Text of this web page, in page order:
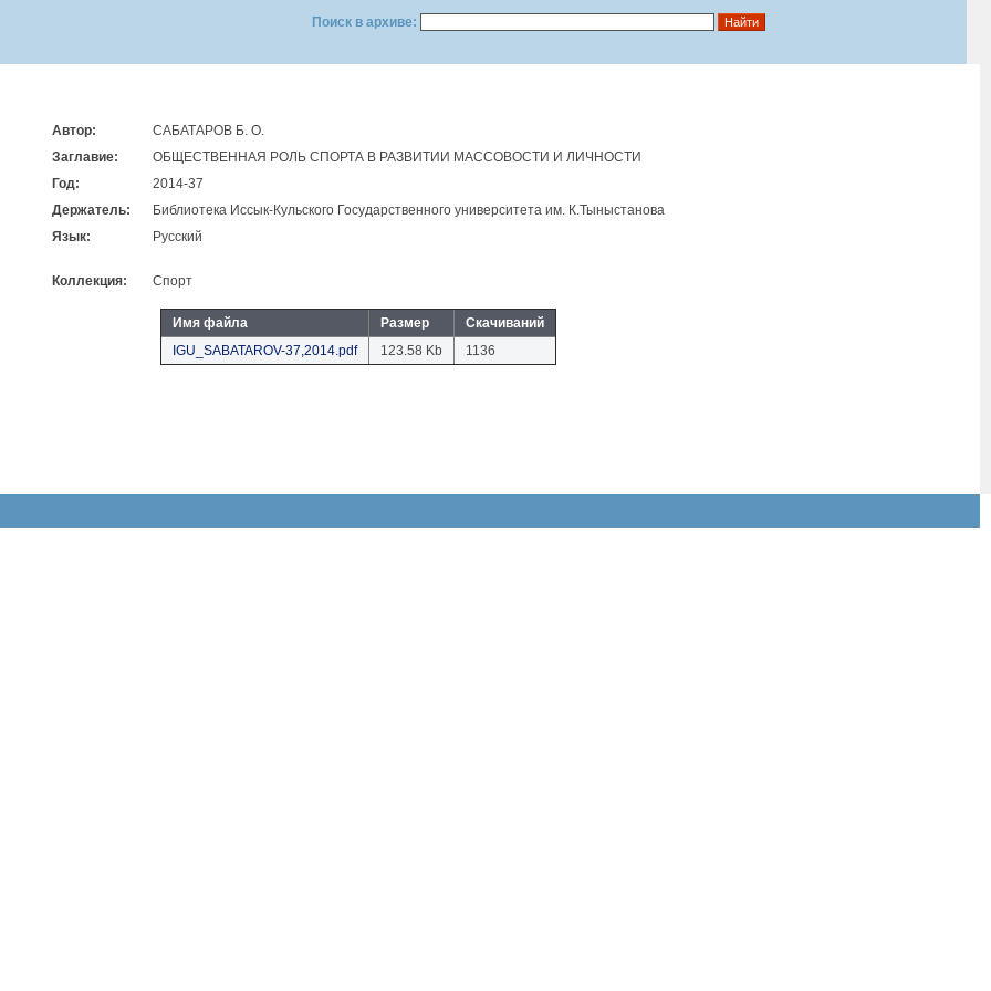
Поиск в архиве:
Автор:
САБАТАРОВ Б. О.
Заглавие:
ОБЩЕСТВЕННАЯ РОЛЬ СПОРТА В РАЗВИТИИ МАССОВОСТИ И ЛИЧНОСТИ
Год:
2014-37
Держатель:
Библиотека Иссык-Кульского Государственного университета им. К.Тыныстанова
Язык:
Русский
Коллекция: Спорт
Имя файла Размер
Скачиваний
IGU_SABATAROV-37,2014.pdf
123.58 Kb 1136